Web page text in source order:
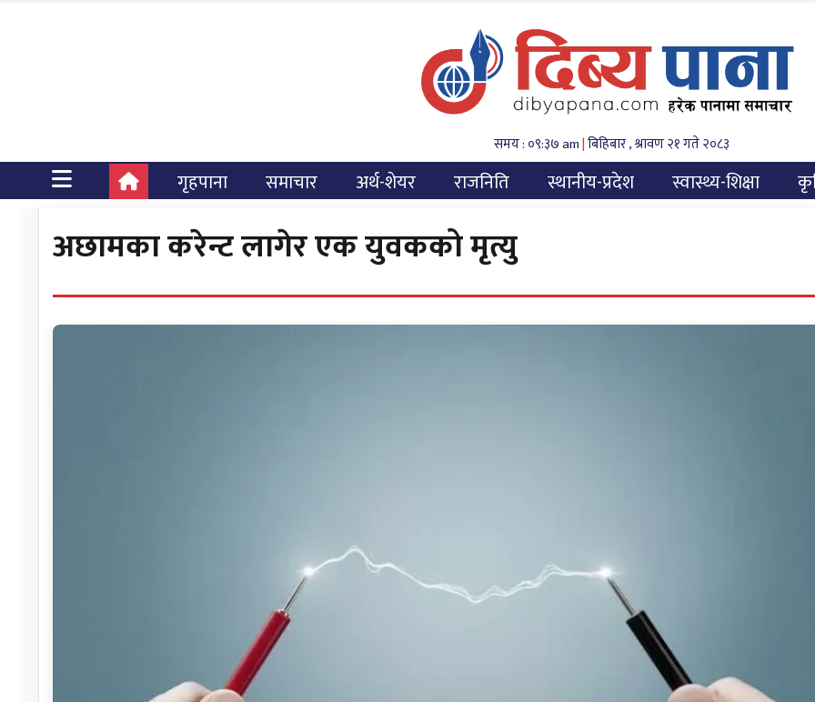
समय : ०९:३७ am|बिहिबार , श्रावण २१ गते २०८३
गृहपाना समाचार अर्थ-शेयर राजनिति स्थानीय-प्रदेश स्वास्थ्य-शिक्षा
अछामका करेन्ट लागेर एक युवकको मृत्यु